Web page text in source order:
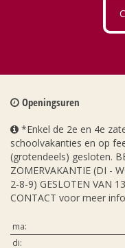
Openingsuren
*Enkel de 2e en 4e
schoolvakanties en op
(grotendeels) gesloten.
ZOMERVAKANTIE (DI -
2-8-9) GESLOTEN VAN
CONTACT voor meer
ma:
di: